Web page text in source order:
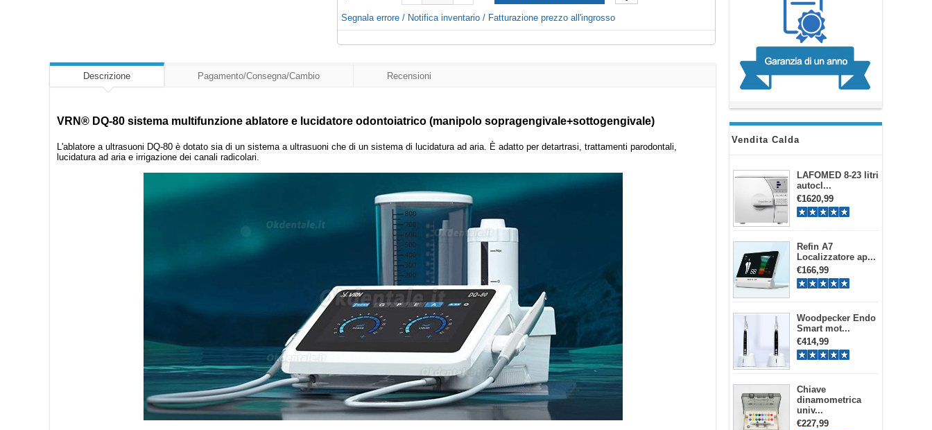
Vendita Calda
LAFOMED 8-23 litri
autocl...
€1620,99
Refin A7
Localizzatore ap...
€166,99
Woodpecker Endo
Smart mot...
€414,99
Chiave
dinamometrica
univ...
€227,99
Segnala errore / Notifica inventario / Fatturazione prezzo all'ingrosso
Descrizione Pagamento/Consegna/Cambio Recensioni
VRN® DQ-80 sistema multifunzione ablatore e lucidatore odontoiatrico (manipolo sopragengivale+sottogengivale)
L'ablatore a ultrasuoni DQ-80 è dotato sia di un sistema a ultrasuoni che di un sistema di lucidatura ad aria. È adatto per detartrasi, trattamenti parodontali,
lucidatura ad aria e irrigazione dei canali radicolari.